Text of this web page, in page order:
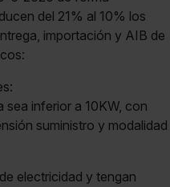
del 21% al 10% los
importación y AIB de
inferior a 10KW, con
suministro y modalidad
electricidad y tengan